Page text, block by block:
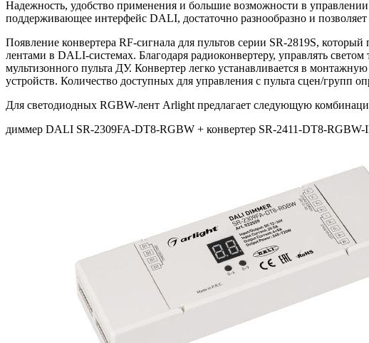
Надежность, удобство применения и большие возможности в
поддерживающее интерфейс DALI, достаточно разнообразно и
Появление конвертера RF-сигнала для пультов серии SR-2819S,
лентами в DALI-системах. Благодаря радиоконвертеру, управлять
мультизонного пульта ДУ. Конвертер легко устанавливается в
устройств. Количество доступных для управления с пульта сцен/групп
Для светодиодных RGBW-лент Arlight предлагает следующую
диммер DALI SR-2309FA-DT8-RGBW + конвертер SR-2411-DT8-RGBW-